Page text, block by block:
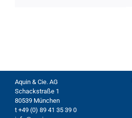
Aquin & Cie. AG
Schackstraße 1
80539 München
t +49 (0) 89 41 35 39 0